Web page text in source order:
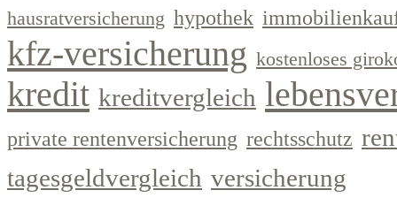
hausratversicherung hypothek
kfz-versicherung kostenloses
kredit kreditvergleich
private rentenversicherung rechtsschutz
tagesgeldvergleich versicherung